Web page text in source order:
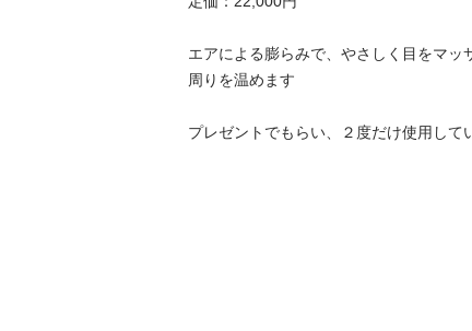
エアによる膨らみで、やさしく目をマッ
周りを温めます